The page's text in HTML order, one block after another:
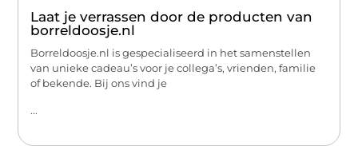
Laat je verrassen door de producten van
borreldoosje.nl
Borreldoosje.nl is gespecialiseerd in het samenstellen
van unieke cadeau’s voor je collega’s, vrienden, familie
of bekende. Bij ons vind je
...